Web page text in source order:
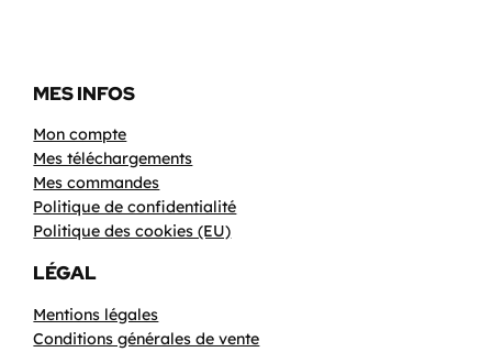
MES INFOS
Mon compte
Mes téléchargements
Mes commandes
Politique de confidentialité
Politique des cookies (EU)
LÉGAL
Mentions légales
Conditions générales de vente